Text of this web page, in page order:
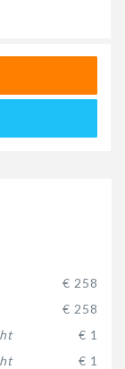
€ 258
€ 258
€ 1
€ 1